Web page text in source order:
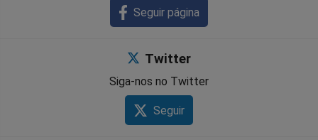
Seguir página
Twitter
Siga-nos no Twitter
Seguir